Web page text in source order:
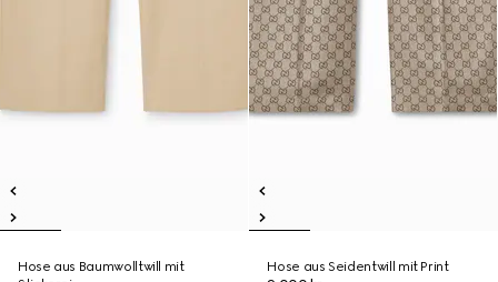
Hose aus Baumwolltwill mit
Hose aus Seidentwill mit Print